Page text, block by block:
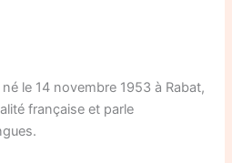
le 14 novembre 1953 à Rabat,
française et parle